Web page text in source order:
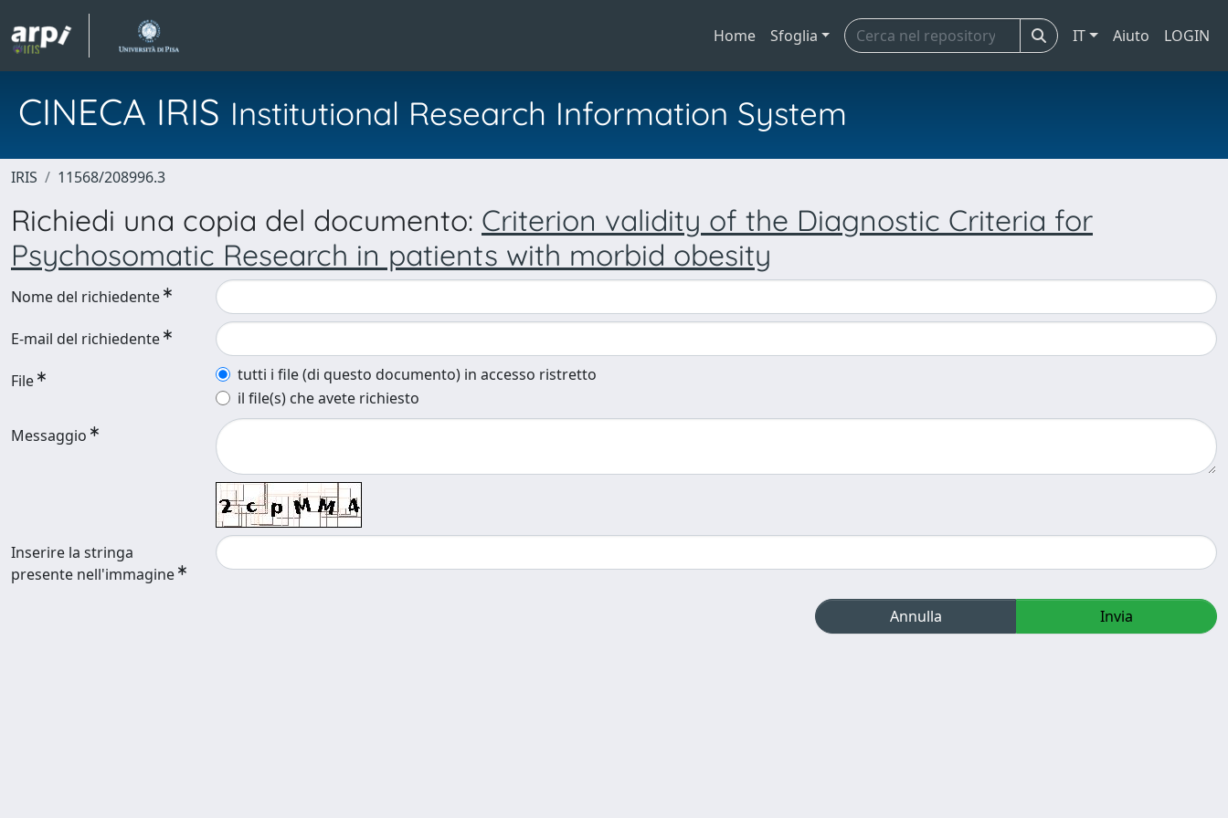
Home Sfoglia IT Aiuto LOGIN
CINECA IRIS Institutional Research Information System
IRIS 11568/208996.3
Richiedi una copia del documento: Criterion validity of the Diagnostic Criteria for
Psychosomatic Research in patients with morbid obesity
Nome del richiedente
E-mail del richiedente
File
tutti i file (di questo documento) in accesso ristretto
il file(s) che avete richiesto
Messaggio
Inserire la stringa
presente nell'immagine
Annulla Invia